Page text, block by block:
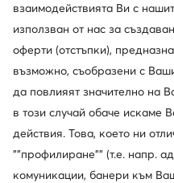
Kappa
Lasocki Kids
Puma
Beverly Hills Polo Club
Nine West
взаимодействията Ви с
използван от нас за
оферти (отстъпки),
възможно, съобразени с
да повлияят значително на
в този случай обаче искаме
действия. Това, което ни
""профилиране"" (т.е. напр.
комуникации, банери към